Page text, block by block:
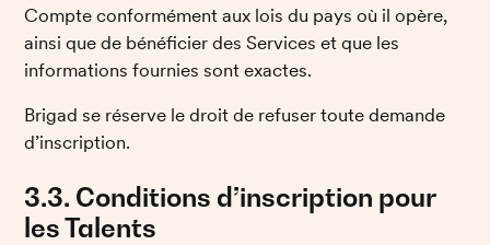
Compte conformément aux lois du pays où il opère,
ainsi que de bénéficier des Services et que les
informations fournies sont exactes.
Brigad se réserve le droit de refuser toute demande
d’inscription.
3.3. Conditions d’inscription pour
les Talents